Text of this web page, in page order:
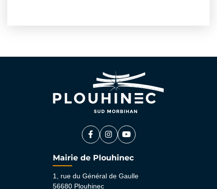
Facebook
(ouverture dans un nouvel onglet)
Instagram
(ouverture dans un nouvel
YouTube
(ouverture dans un
Mairie de Plouhinec
1, rue du Général de Gaulle
56680 Plouhinec